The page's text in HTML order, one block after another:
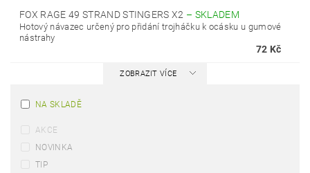
FOX RAGE 49 STRAND STINGERS X2 – SKLADEM
Hotový návazec určený pro přidání trojháčku k ocásku u gumové
nástrahy
72 Kč
ZOBRAZIT VÍCE
NA SKLADĚ
AKCE
NOVINKA
TIP